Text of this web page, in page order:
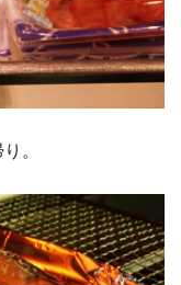
。